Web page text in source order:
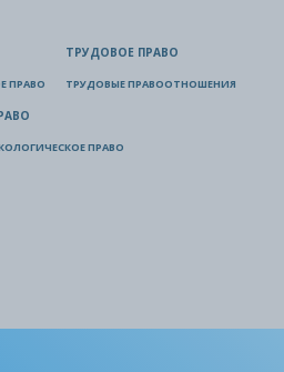
ПРАВО
ТРУДОВОЕ ПРАВО
ТРУДОВЫЕ ПРАВООТНОШЕНИЯ
ПРАВО